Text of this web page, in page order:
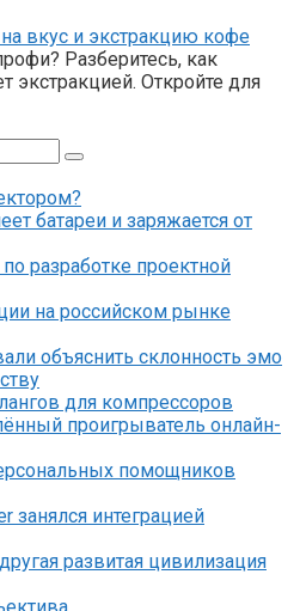
вкус и экстракцию кофе
Разберитесь, как
экстракцией. Откройте для
батареи и заряжается от
разработке проектной
на российском рынке
объяснить склонность эмо
для компрессоров
проигрыватель онлайн-
помощников
занялся интеграцией
развитая цивилизация